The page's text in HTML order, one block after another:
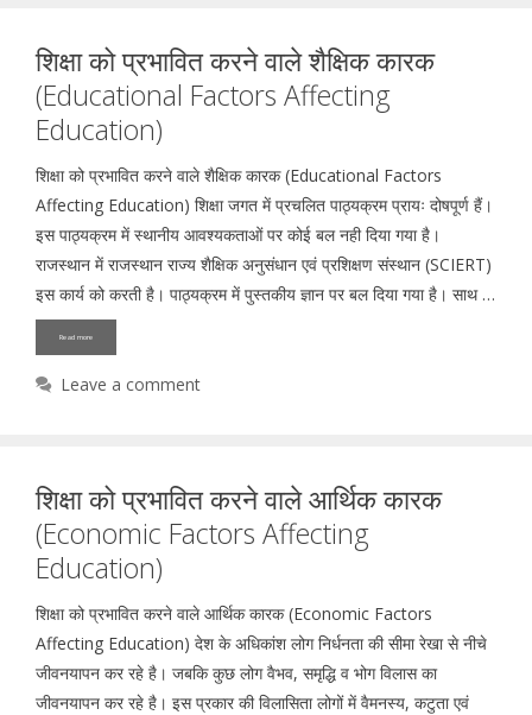
शिक्षा को प्रभावित करने वाले शैक्षिक कारक
(Educational Factors Affecting
Education)
शिक्षा को प्रभावित करने वाले शैक्षिक कारक (Educational Factors
Affecting Education) शिक्षा जगत में प्रचलित पाठ्यक्रम प्रायः दोषपूर्ण हैं।
इस पाठ्यक्रम में स्थानीय आवश्यकताओं पर कोई बल नही दिया गया है।
राजस्थान में राजस्थान राज्य शैक्षिक अनुसंधान एवं प्रशिक्षण संस्थान (SCIERT)
इस कार्य को करती है। पाठ्यक्रम में पुस्तकीय ज्ञान पर बल दिया गया है। साथ …
Read more
Leave a comment
शिक्षा को प्रभावित करने वाले आर्थिक कारक
(Economic Factors Affecting
Education)
शिक्षा को प्रभावित करने वाले आर्थिक कारक (Economic Factors
Affecting Education) देश के अधिकांश लोग निर्धनता की सीमा रेखा से नीचे
जीवनयापन कर रहे है। जबकि कुछ लोग वैभव, समृद्धि व भोग विलास का
जीवनयापन कर रहे है। इस प्रकार की विलासिता लोगों में वैमनस्य, कटुता एवं